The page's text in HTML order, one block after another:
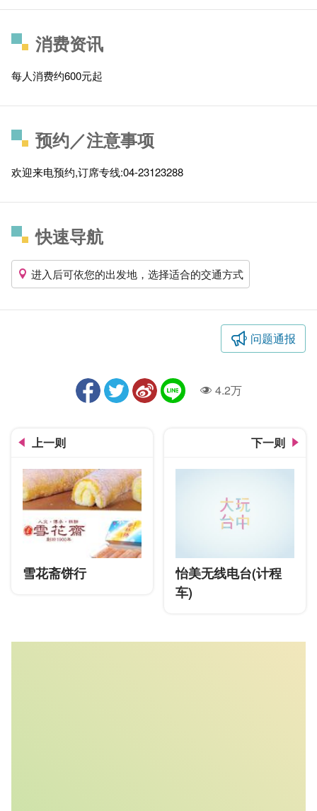
消费资讯
每人消费约600元起
预约／注意事项
欢迎来电预约,订席专线:04-23123288
快速导航
进入后可依您的出发地，选择适合的交通方式
问题通报
人气4.2万
上一则
雪花斋饼行
下一则
怡美无线电台(计程
车)